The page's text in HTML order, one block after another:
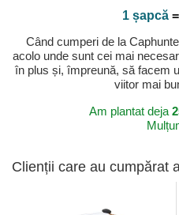
1 șapcă=
Când cumperi de la
acolo unde sunt cei mai
în plus și, împreună, să facem
viitor mai
Am plantat deja
Clienții care au cumpărat